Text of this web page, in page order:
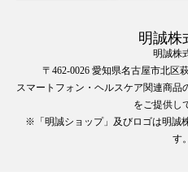
明誠株
明誠株
〒462-0026 愛知県名古屋市北区
スマートフォン・ヘルスケア関連商品
をご提供し
※「明誠ショップ」及びロゴは明誠
す。